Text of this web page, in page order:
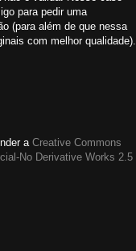
para pedir uma
(para além de que nessa
com melhor qualidade).
a Creative Commons
No Derivative Works 2.5